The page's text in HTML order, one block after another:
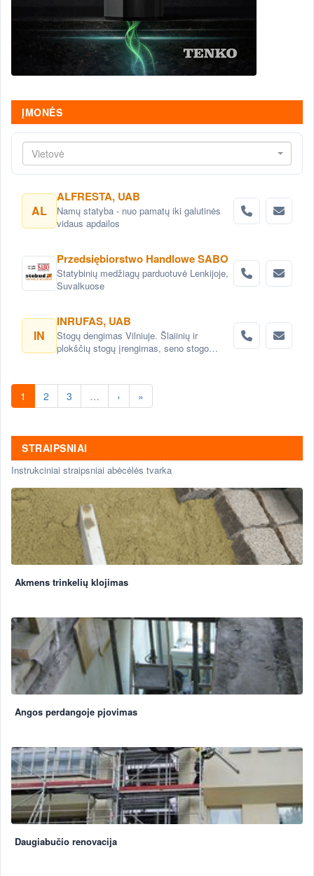
ĮMONĖS
Vietovė
AL
ALFRESTA, UAB
Namų statyba - nuo pamatų iki galutinės
vidaus apdailos
Przedsiębiorstwo Handlowe SABO
Statybinių medžiagų parduotuvė Lenkijoje,
Suvalkuose
IN
INRUFAS, UAB
Stogų dengimas Vilniuje. Šlaiinių ir
plokščių stogų įrengimas, seno stogo
Vilniuje. Stogų remonto darbai, stogo
renovacija Vilniuje.
1 2 3 … › »
STRAIPSNIAI
Instrukciniai straipsniai abėcėlės tvarka
Akmens trinkelių klojimas
Angos perdangoje pjovimas
Daugiabučio renovacija